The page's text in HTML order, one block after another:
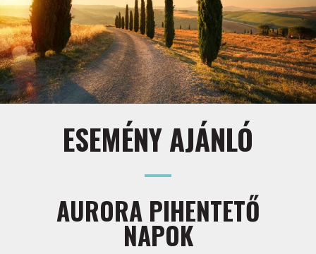
ESEMÉNY AJÁNLÓ
AURORA PIHENTETŐ
NAPOK